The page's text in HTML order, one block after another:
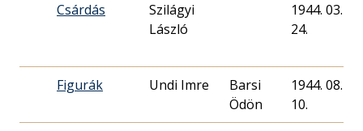
Csárdás
Szilágyi
László
1944. 03.
24.
Figurák Undi Imre
Barsi
Ödön
1944. 08.
10.